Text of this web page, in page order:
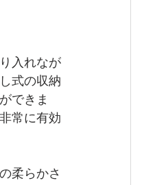
入れなが
式の収納
できま
常に有効
柔らかさ